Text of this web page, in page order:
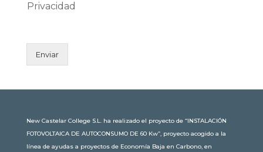
Privacidad
Enviar
New Castelar College S.L. ha realizado el proyecto de “INSTALACIÓN
FOTOVOLTAICA DE AUTOCONSUMO DE 60 Kw”, proyecto acogido a la
línea de ayudas a proyectos de Economía Baja en Carbono, en